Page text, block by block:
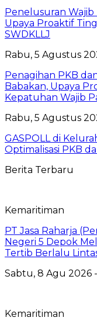
Penelusuran Wajib
Upaya Proaktif
SWDKLLJ
Rabu, 5 Agustus
Penagihan PKB
Babakan, Upaya
Kepatuhan Wajib
Rabu, 5 Agustus
GASPOLL di
Optimalisasi PKB
Berita Terbaru
Kemaritiman
PT Jasa Raharja
Negeri 5 Depok
Tertib Berlalu
Sabtu, 8 Agu 2026
Kemaritiman